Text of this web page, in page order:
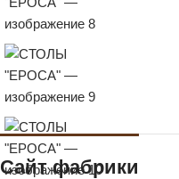
Сайт фабрики